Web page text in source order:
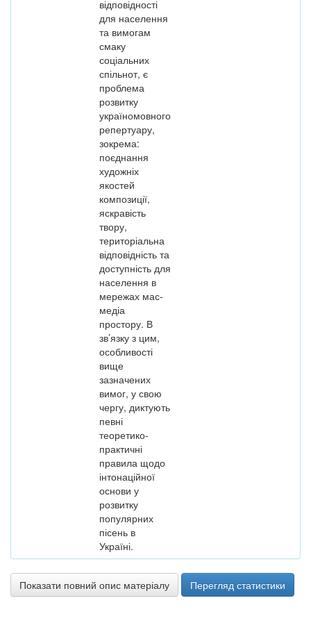
відповідності
для населення
та вимогам
смаку
соціальних
спільнот, є
проблема
розвитку
україномовного
репертуару,
зокрема:
поєднання
художніх
якостей
композиції,
яскравість
твору,
територіальна
відповідність та
доступність для
населення в
мережах мас-
медіа
простору. В
зв’язку з цим,
особливості
вище
зазначених
вимог, у свою
чергу, диктують
певні
теоретико-
практичні
правила щодо
інтонаційної
основи у
розвитку
популярних
пісень в
Україні.
Показати повний опис матеріалу Перегляд статистики